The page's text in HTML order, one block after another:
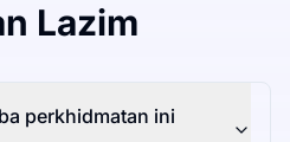
Lazim
perkhidmatan ini